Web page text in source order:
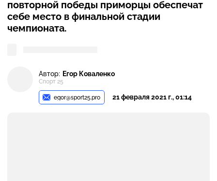
повторной победы приморцы обеспечат
себе место в финальной стадии
чемпионата.
Автор: Егор Коваленко
Спорт 25
egor@sport25.pro 21 февраля 2021 г., 01:14